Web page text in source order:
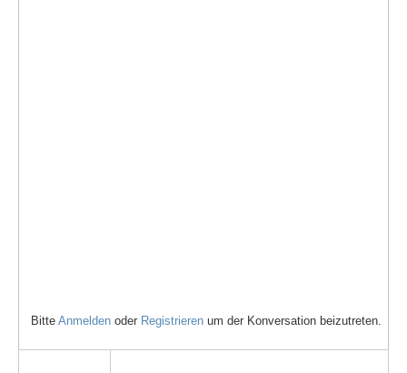
Bitte Anmelden oder Registrieren um der Konversation beizutreten.